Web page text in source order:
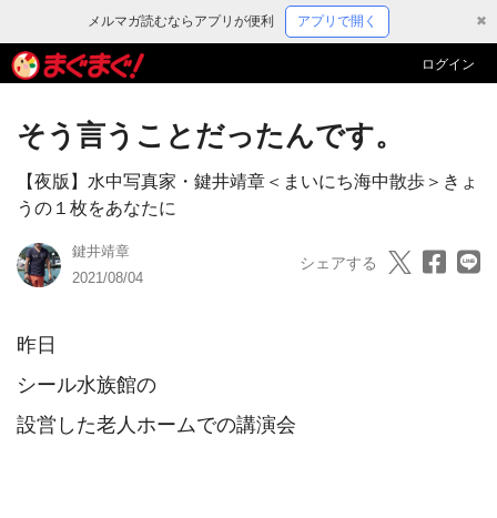
メルマガ読むならアプリが便利 アプリで開く ✖
ログイン
そう言うことだったんです。
【夜版】水中写真家・鍵井靖章＜まいにち海中散歩＞きょ
うの１枚をあなたに
鍵井靖章
2021/08/04
シェアする
昨日
シール水族館の